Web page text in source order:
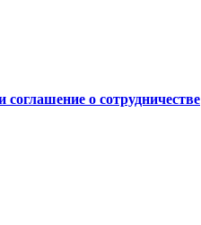
о сотрудничестве